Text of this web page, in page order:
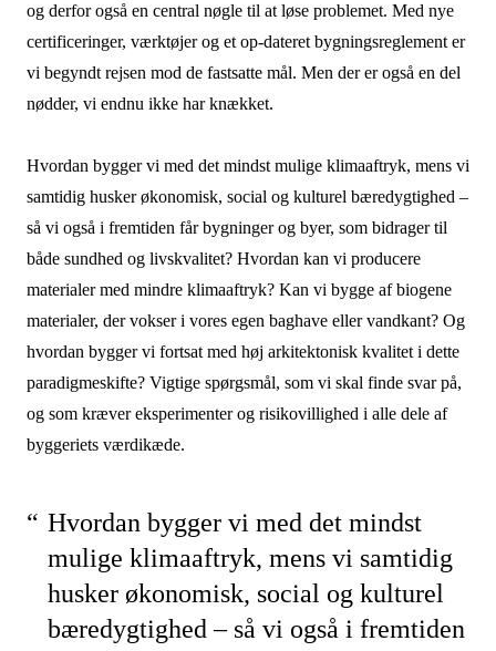
og derfor også en central nøgle til at løse problemet. Med nye
certificeringer, værktøjer og et op-dateret bygningsreglement er
vi begyndt rejsen mod de fastsatte mål. Men der er også en del
nødder, vi endnu ikke har knækket.
Hvordan bygger vi med det mindst mulige klimaaftryk, mens vi
samtidig husker økonomisk, social og kulturel bæredygtighed –
så vi også i fremtiden får bygninger og byer, som bidrager til
både sundhed og livskvalitet? Hvordan kan vi producere
materialer med mindre klimaaftryk? Kan vi bygge af biogene
materialer, der vokser i vores egen baghave eller vandkant? Og
hvordan bygger vi fortsat med høj arkitektonisk kvalitet i dette
paradigmeskifte? Vigtige spørgsmål, som vi skal finde svar på,
og som kræver eksperimenter og risikovillighed i alle dele af
byggeriets værdikæde.
Hvordan bygger vi med det mindst
mulige klimaaftryk, mens vi samtidig
husker økonomisk, social og kulturel
bæredygtighed – så vi også i fremtiden